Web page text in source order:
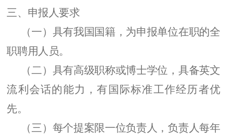
三、 申报人要求
（一） 具有我国国籍，为申报单位在职的全
职聘用人员。
（二） 具有高级职称或博士学位，具备英文
流利 会话的能力，有国际标准工作经历者优
先。
（三） 每个提案限一位负责人，负责人每年